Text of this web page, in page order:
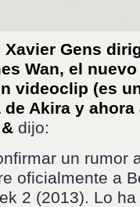
Gens
Wan, el
videoclip (es
Akira y
dijo:
un rumor
oficialmente a
2 (2013). Lo